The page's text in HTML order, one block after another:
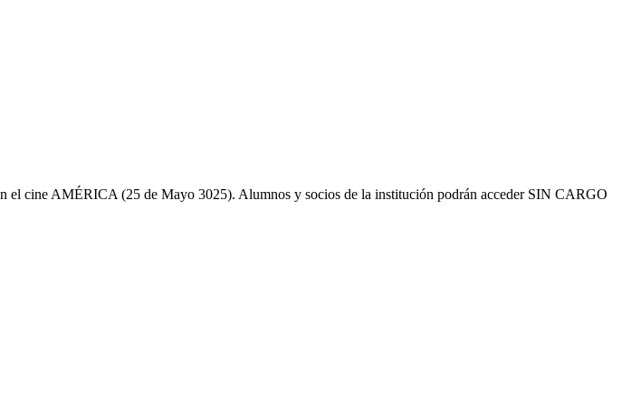
cine AMÉRICA (25 de Mayo 3025). Alumnos y socios de la institución podrán acceder SIN CARGO